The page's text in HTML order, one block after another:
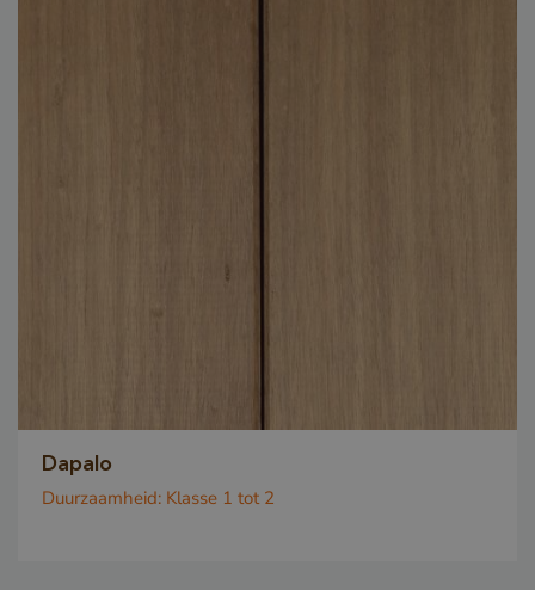
Dapalo
Duurzaamheid: Klasse 1 tot 2